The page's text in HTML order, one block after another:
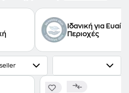
Ιδανική για
Περιοχές